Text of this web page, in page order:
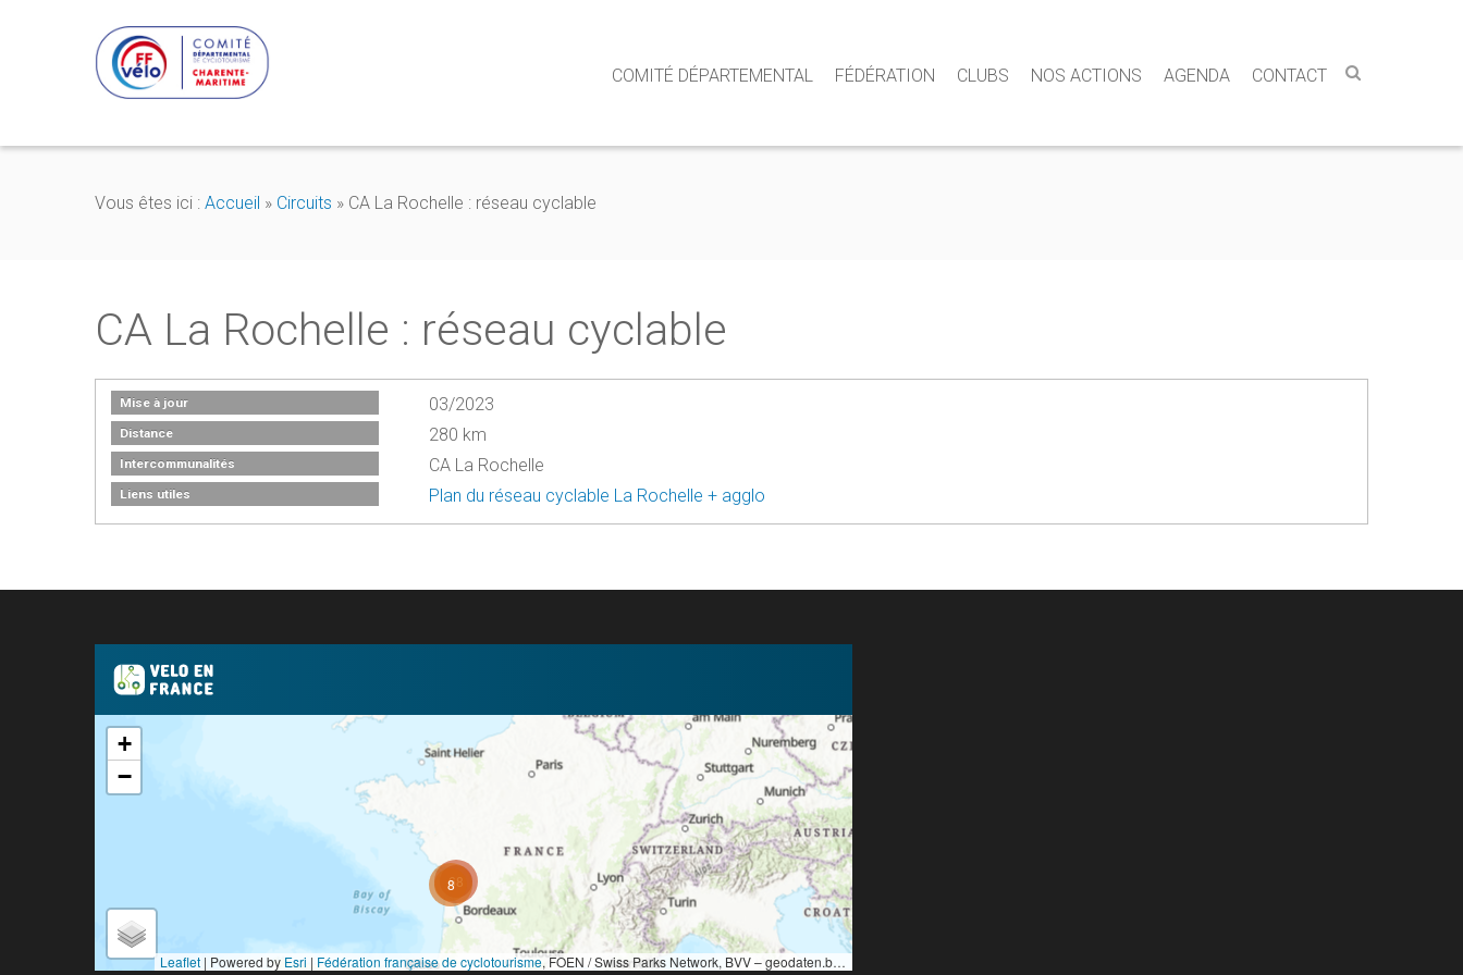
COMITÉ DÉPARTEMENTAL FÉDÉRATION CLUBS NOS ACTIONS AGENDA CONTACT
Vous êtes ici : Accueil » Circuits » CA La Rochelle : réseau cyclable
CA La Rochelle : réseau cyclable
Mise à jour 03/2023
Distance 280 km
Intercommunalités CA La Rochelle
Liens utiles Plan du réseau cyclable La Rochelle + agglo